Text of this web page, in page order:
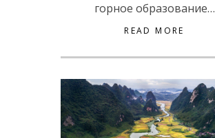
горное образование…
READ MORE